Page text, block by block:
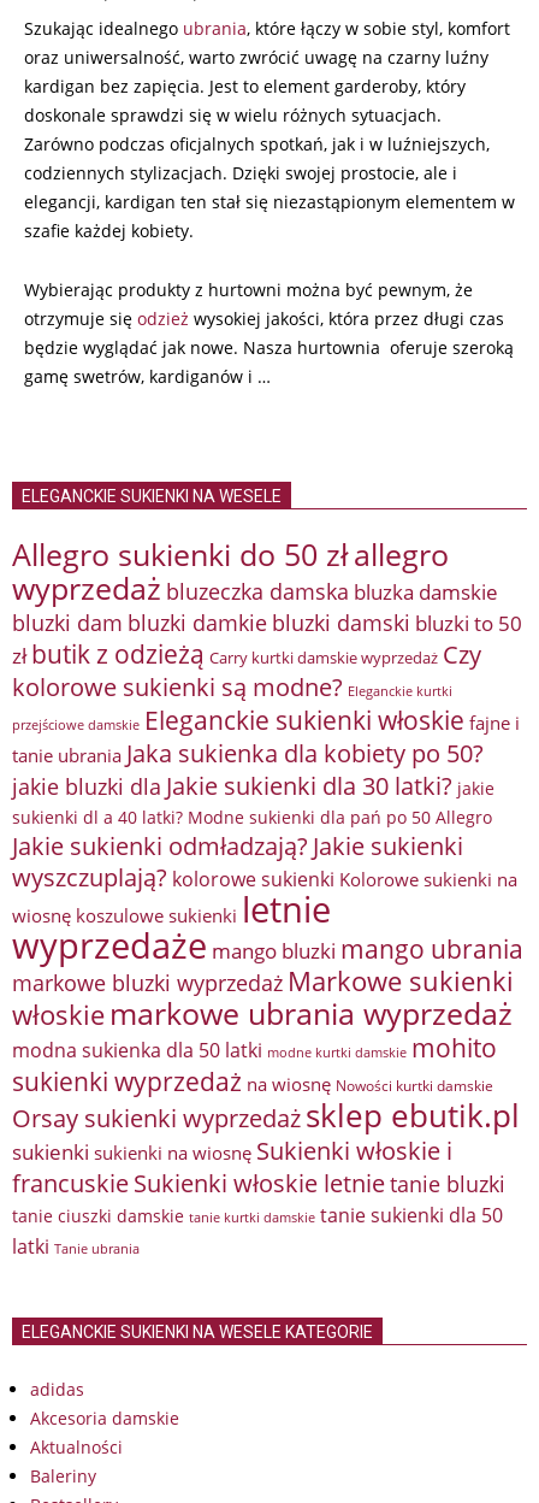
Szukając idealnego ubrania, które łączy w sobie styl, komfort
oraz uniwersalność, warto zwrócić uwagę na czarny luźny
kardigan bez zapięcia. Jest to element garderoby, który
doskonale sprawdzi się w wielu różnych sytuacjach.
Zarówno podczas oficjalnych spotkań, jak i w luźniejszych,
codziennych stylizacjach. Dzięki swojej prostocie, ale i
elegancji, kardigan ten stał się niezastąpionym elementem w
szafie każdej kobiety.
Wybierając produkty z hurtowni można być pewnym, że
otrzymuje się odzież wysokiej jakości, która przez długi czas
będzie wyglądać jak nowe. Nasza hurtownia oferuje szeroką
gamę swetrów, kardiganów i …
ELEGANCKIE SUKIENKI NA WESELE
Allegro sukienki do 50 złallegro
wyprzedaż bluzeczka damska bluzka damskie
bluzki dam bluzki damkie bluzki damski bluzki to 50
zł butik z odzieżą Carry kurtki damskie wyprzedaż Czy
kolorowe sukienki są modne? Eleganckie kurtki
przejściowe damskie Eleganckie sukienki włoskie fajne i
tanie ubrania Jaka sukienka dla kobiety po 50?
jakie bluzki dla Jakie sukienki dla 30 latki? jakie
sukienki dl a 40 latki? Modne sukienki dla pań po 50 Allegro
Jakie sukienki odmładzają? Jakie sukienki
wyszczuplają? kolorowe sukienki Kolorowe sukienki na
wiosnę koszulowe sukienki letnie
wyprzedaże mango bluzki mango ubrania
markowe bluzki wyprzedaż Markowe sukienki
włoskie markowe ubrania wyprzedaż
modna sukienka dla 50 latki modne kurtki damskie mohito
sukienki wyprzedaż na wiosnę Nowości kurtki damskie
Orsay sukienki wyprzedażsklep ebutik.pl
sukienki sukienki na wiosnę Sukienki włoskie i
francuskieSukienki włoskie letnietanie bluzki
tanie ciuszki damskie tanie kurtki damskie tanie sukienki dla 50
latki Tanie ubrania
ELEGANCKIE SUKIENKI NA WESELE KATEGORIE
adidas
Akcesoria damskie
Aktualności
Baleriny